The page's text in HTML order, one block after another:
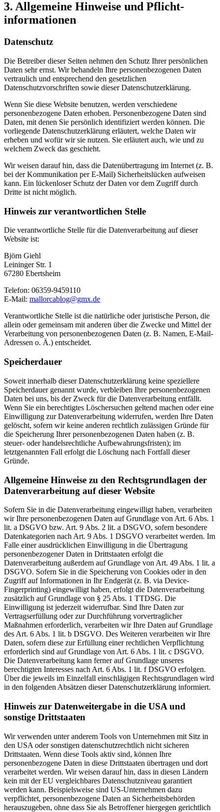
3. Allgemeine Hinweise und Pflicht­
informationen
Datenschutz
Die Betreiber dieser Seiten nehmen den Schutz Ihrer persönlichen
Daten sehr ernst. Wir behandeln Ihre personenbezogenen Daten
vertraulich und entsprechend den gesetzlichen
Datenschutzvorschriften sowie dieser Datenschutzerklärung.
Wenn Sie diese Website benutzen, werden verschiedene
personenbezogene Daten erhoben. Personenbezogene Daten sind
Daten, mit denen Sie persönlich identifiziert werden können. Die
vorliegende Datenschutzerklärung erläutert, welche Daten wir
erheben und wofür wir sie nutzen. Sie erläutert auch, wie und zu
welchem Zweck das geschieht.
Wir weisen darauf hin, dass die Datenübertragung im Internet (z. B.
bei der Kommunikation per E-Mail) Sicherheitslücken aufweisen
kann. Ein lückenloser Schutz der Daten vor dem Zugriff durch
Dritte ist nicht möglich.
Hinweis zur verantwortlichen Stelle
Die verantwortliche Stelle für die Datenverarbeitung auf dieser
Website ist:
Björn Giehl
Leininger Str. 1
67280 Ebertsheim
Telefon: 06359-9459110
E-Mail: mallorcablog@gmx.de
Verantwortliche Stelle ist die natürliche oder juristische Person, die
allein oder gemeinsam mit anderen über die Zwecke und Mittel der
Verarbeitung von personenbezogenen Daten (z. B. Namen, E-Mail-
Adressen o. Ä.) entscheidet.
Speicherdauer
Soweit innerhalb dieser Datenschutzerklärung keine speziellere
Speicherdauer genannt wurde, verbleiben Ihre personenbezogenen
Daten bei uns, bis der Zweck für die Datenverarbeitung entfällt.
Wenn Sie ein berechtigtes Löschersuchen geltend machen oder eine
Einwilligung zur Datenverarbeitung widerrufen, werden Ihre Daten
gelöscht, sofern wir keine anderen rechtlich zulässigen Gründe für
die Speicherung Ihrer personenbezogenen Daten haben (z. B.
steuer- oder handelsrechtliche Aufbewahrungsfristen); im
letztgenannten Fall erfolgt die Löschung nach Fortfall dieser
Gründe.
Allgemeine Hinweise zu den Rechtsgrundlagen der
Datenverarbeitung auf dieser Website
Sofern Sie in die Datenverarbeitung eingewilligt haben, verarbeiten
wir Ihre personenbezogenen Daten auf Grundlage von Art. 6 Abs. 1
lit. a DSGVO bzw. Art. 9 Abs. 2 lit. a DSGVO, sofern besondere
Datenkategorien nach Art. 9 Abs. 1 DSGVO verarbeitet werden. Im
Falle einer ausdrücklichen Einwilligung in die Übertragung
personenbezogener Daten in Drittstaaten erfolgt die
Datenverarbeitung außerdem auf Grundlage von Art. 49 Abs. 1 lit. a
DSGVO. Sofern Sie in die Speicherung von Cookies oder in den
Zugriff auf Informationen in Ihr Endgerät (z. B. via Device-
Fingerprinting) eingewilligt haben, erfolgt die Datenverarbeitung
zusätzlich auf Grundlage von § 25 Abs. 1 TTDSG. Die
Einwilligung ist jederzeit widerrufbar. Sind Ihre Daten zur
Vertragserfüllung oder zur Durchführung vorvertraglicher
Maßnahmen erforderlich, verarbeiten wir Ihre Daten auf Grundlage
des Art. 6 Abs. 1 lit. b DSGVO. Des Weiteren verarbeiten wir Ihre
Daten, sofern diese zur Erfüllung einer rechtlichen Verpflichtung
erforderlich sind auf Grundlage von Art. 6 Abs. 1 lit. c DSGVO.
Die Datenverarbeitung kann ferner auf Grundlage unseres
berechtigten Interesses nach Art. 6 Abs. 1 lit. f DSGVO erfolgen.
Über die jeweils im Einzelfall einschlägigen Rechtsgrundlagen wird
in den folgenden Absätzen dieser Datenschutzerklärung informiert.
Hinweis zur Datenweitergabe in die USA und
sonstige Drittstaaten
Wir verwenden unter anderem Tools von Unternehmen mit Sitz in
den USA oder sonstigen datenschutzrechtlich nicht sicheren
Drittstaaten. Wenn diese Tools aktiv sind, können Ihre
personenbezogene Daten in diese Drittstaaten übertragen und dort
verarbeitet werden. Wir weisen darauf hin, dass in diesen Ländern
kein mit der EU vergleichbares Datenschutzniveau garantiert
werden kann. Beispielsweise sind US-Unternehmen dazu
verpflichtet, personenbezogene Daten an Sicherheitsbehörden
herauszugeben, ohne dass Sie als Betroffener hiergegen gerichtlich